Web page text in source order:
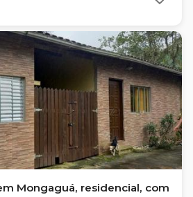
Mongaguá, residencial, com